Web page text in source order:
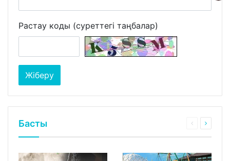
Растау коды (суреттегі таңбалар)
Басты